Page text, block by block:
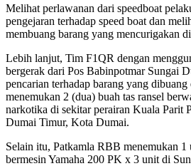
Melihat perlawanan dari speedboat
pengejaran terhadap speed boat dan
membuang barang yang mencurigakan
Lebih lanjut, Tim F1QR dengan
bergerak dari Pos Babinpotmar Sungai
pencarian terhadap barang yang
menemukan 2 (dua) buah tas ransel
narkotika di sekitar perairan Kuala Parit
Dumai Timur, Kota Dumai.
Selain itu, Patkamla RBB menemukan 1
bermesin Yamaha 200 PK x 3 unit di